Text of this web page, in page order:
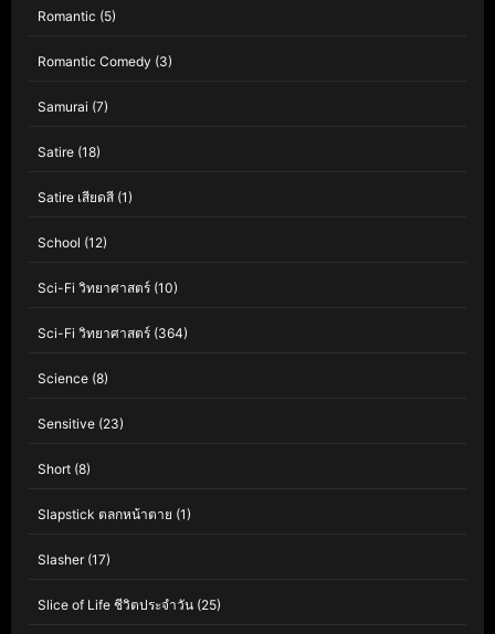
Romantic (5)
Romantic Comedy (3)
Samurai (7)
Satire (18)
Satire เสียดสี (1)
School (12)
Sci-Fi วิทยาศาสตร์ (10)
Sci-Fi วิทยาศาสตร์ (364)
Science (8)
Sensitive (23)
Short (8)
Slapstick ตลกหน้าตาย (1)
Slasher(17)
Slice of Life ชีวิตประจำวัน (25)